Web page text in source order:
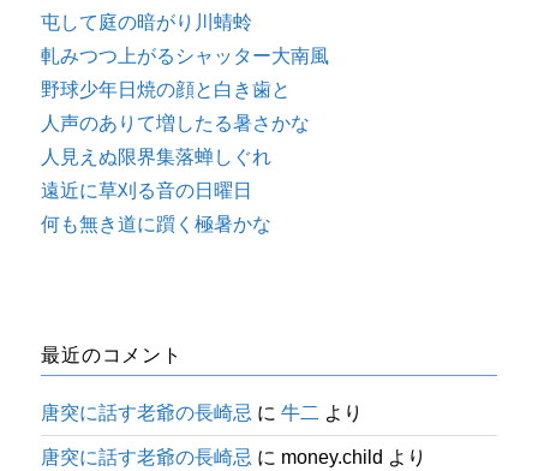
屯して庭の暗がり川蜻蛉
軋みつつ上がるシャッター大南風
野球少年日焼の顔と白き歯と
人声のありて増したる暑さかな
人見えぬ限界集落蝉しぐれ
遠近に草刈る音の日曜日
何も無き道に躓く極暑かな
最近のコメント
唐突に話す老爺の長崎忌 に牛二 より
唐突に話す老爺の長崎忌 に money.child より